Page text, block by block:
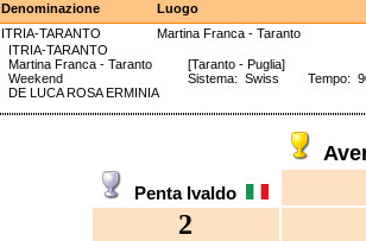
Denominazione
Luogo
ITRIA-TARANTO
Martina Franca - Taranto
ITRIA-TARANTO
Martina Franca - Taranto
[Taranto - Puglia]
Weekend
Sistema: Swiss Tempo:
DE LUCA ROSA ERMINIA
Penta Ivaldo
2